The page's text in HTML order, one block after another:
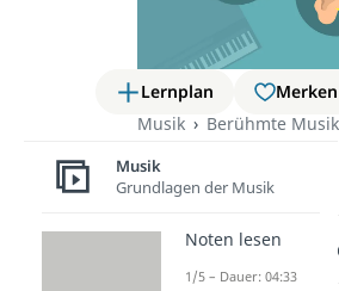
Lernplan Merken
Musik
Berühmte
Ludwig van
Wichtige Inhalte
Musik
Grundlagen der Musik
Noten lesen
1/5 – Dauer: 04:33